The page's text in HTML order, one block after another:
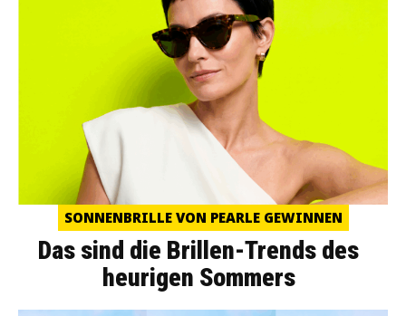
SONNENBRILLE VON PEARLE GEWINNEN
Das sind die Brillen-Trends des
heurigen Sommers